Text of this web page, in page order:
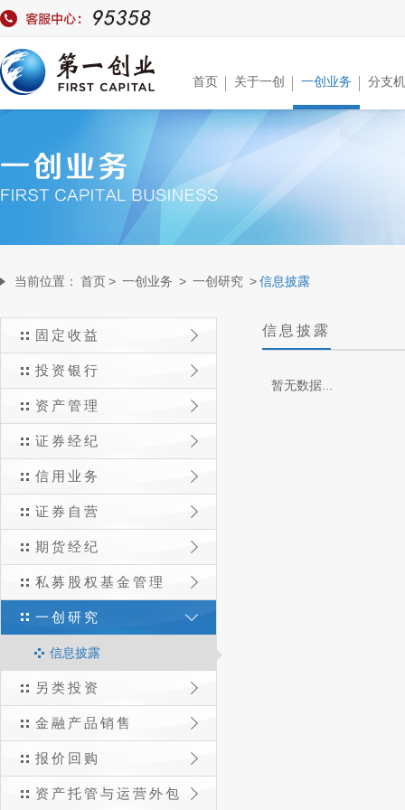
首页 关于一创 一创业务 分支
当前位置： 首页> 一创业务 > 一创研究 >信息披露
固定收益
投资银行
资产管理
证券经纪
信用业务
证券自营
期货经纪
私募股权基金管理
一创研究
信息披露
另类投资
金融产品销售
报价回购
资产托管与运营外包
信息披露
暂无数据...